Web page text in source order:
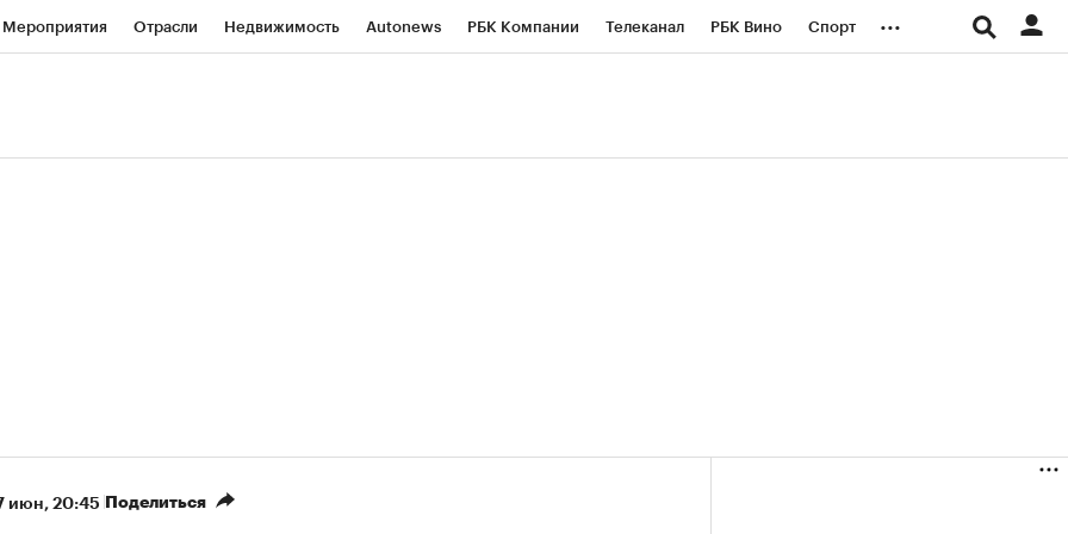
Мероприятия Отрасли Недвижимость Autonews РБК Компании Телеканал РБК Вино Спорт ...
июн, 20:45 Поделиться